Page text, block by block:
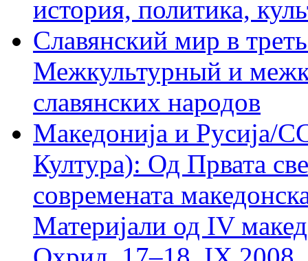
история, политика,
Славянский мир в
Межкультурный и
славянских народов
Македониjа и Русиjа/
Култура): Од Првата
современата
Материjали од IV